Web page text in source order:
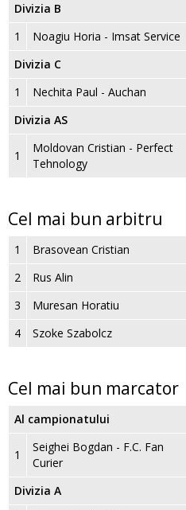
Divizia B
1
Noagiu Horia - Imsat Service
Divizia C
1
Nechita Paul - Auchan
Divizia AS
1
Moldovan Cristian - Perfect
Tehnology
Cel mai bun arbitru
1 Brasovean Cristian
2
Rus Alin
3
Muresan Horatiu
4
Szoke Szabolcz
Cel mai bun marcator
Al campionatului
1
Seighei Bogdan - F.C. Fan
Curier
Divizia A